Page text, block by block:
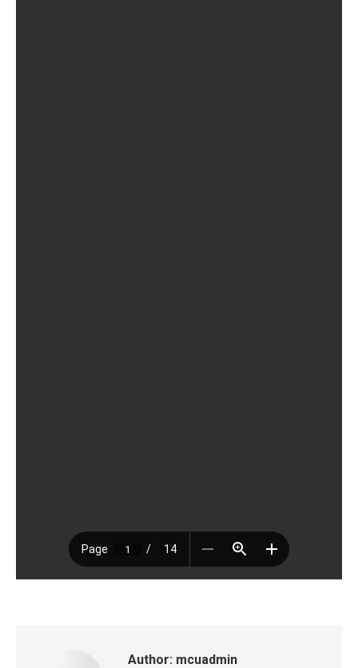
Author: mcuadmin